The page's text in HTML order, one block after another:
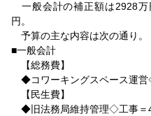
一般会計の補正額は2928万
円。
予算の主な内容は次の通り。
■一般会計
【総務費】
◆コワーキングスペース運
【民生費】
◆旧法務局維持管理◇工事＝